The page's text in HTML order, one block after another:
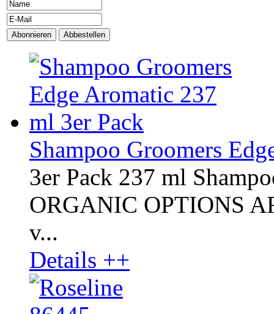
Shampoo Groomers
3er Pack 237 ml
ORGANIC OPTIONS
v...
Details ++